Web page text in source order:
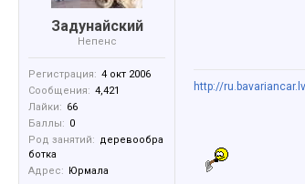
Задунайский
Непенс
Регистрация: 4 окт 2006
Сообщения: 4,421
Лайки: 66
Баллы: 0
Род занятий: деревообра
ботка
Адрес:
Юрмала
http://